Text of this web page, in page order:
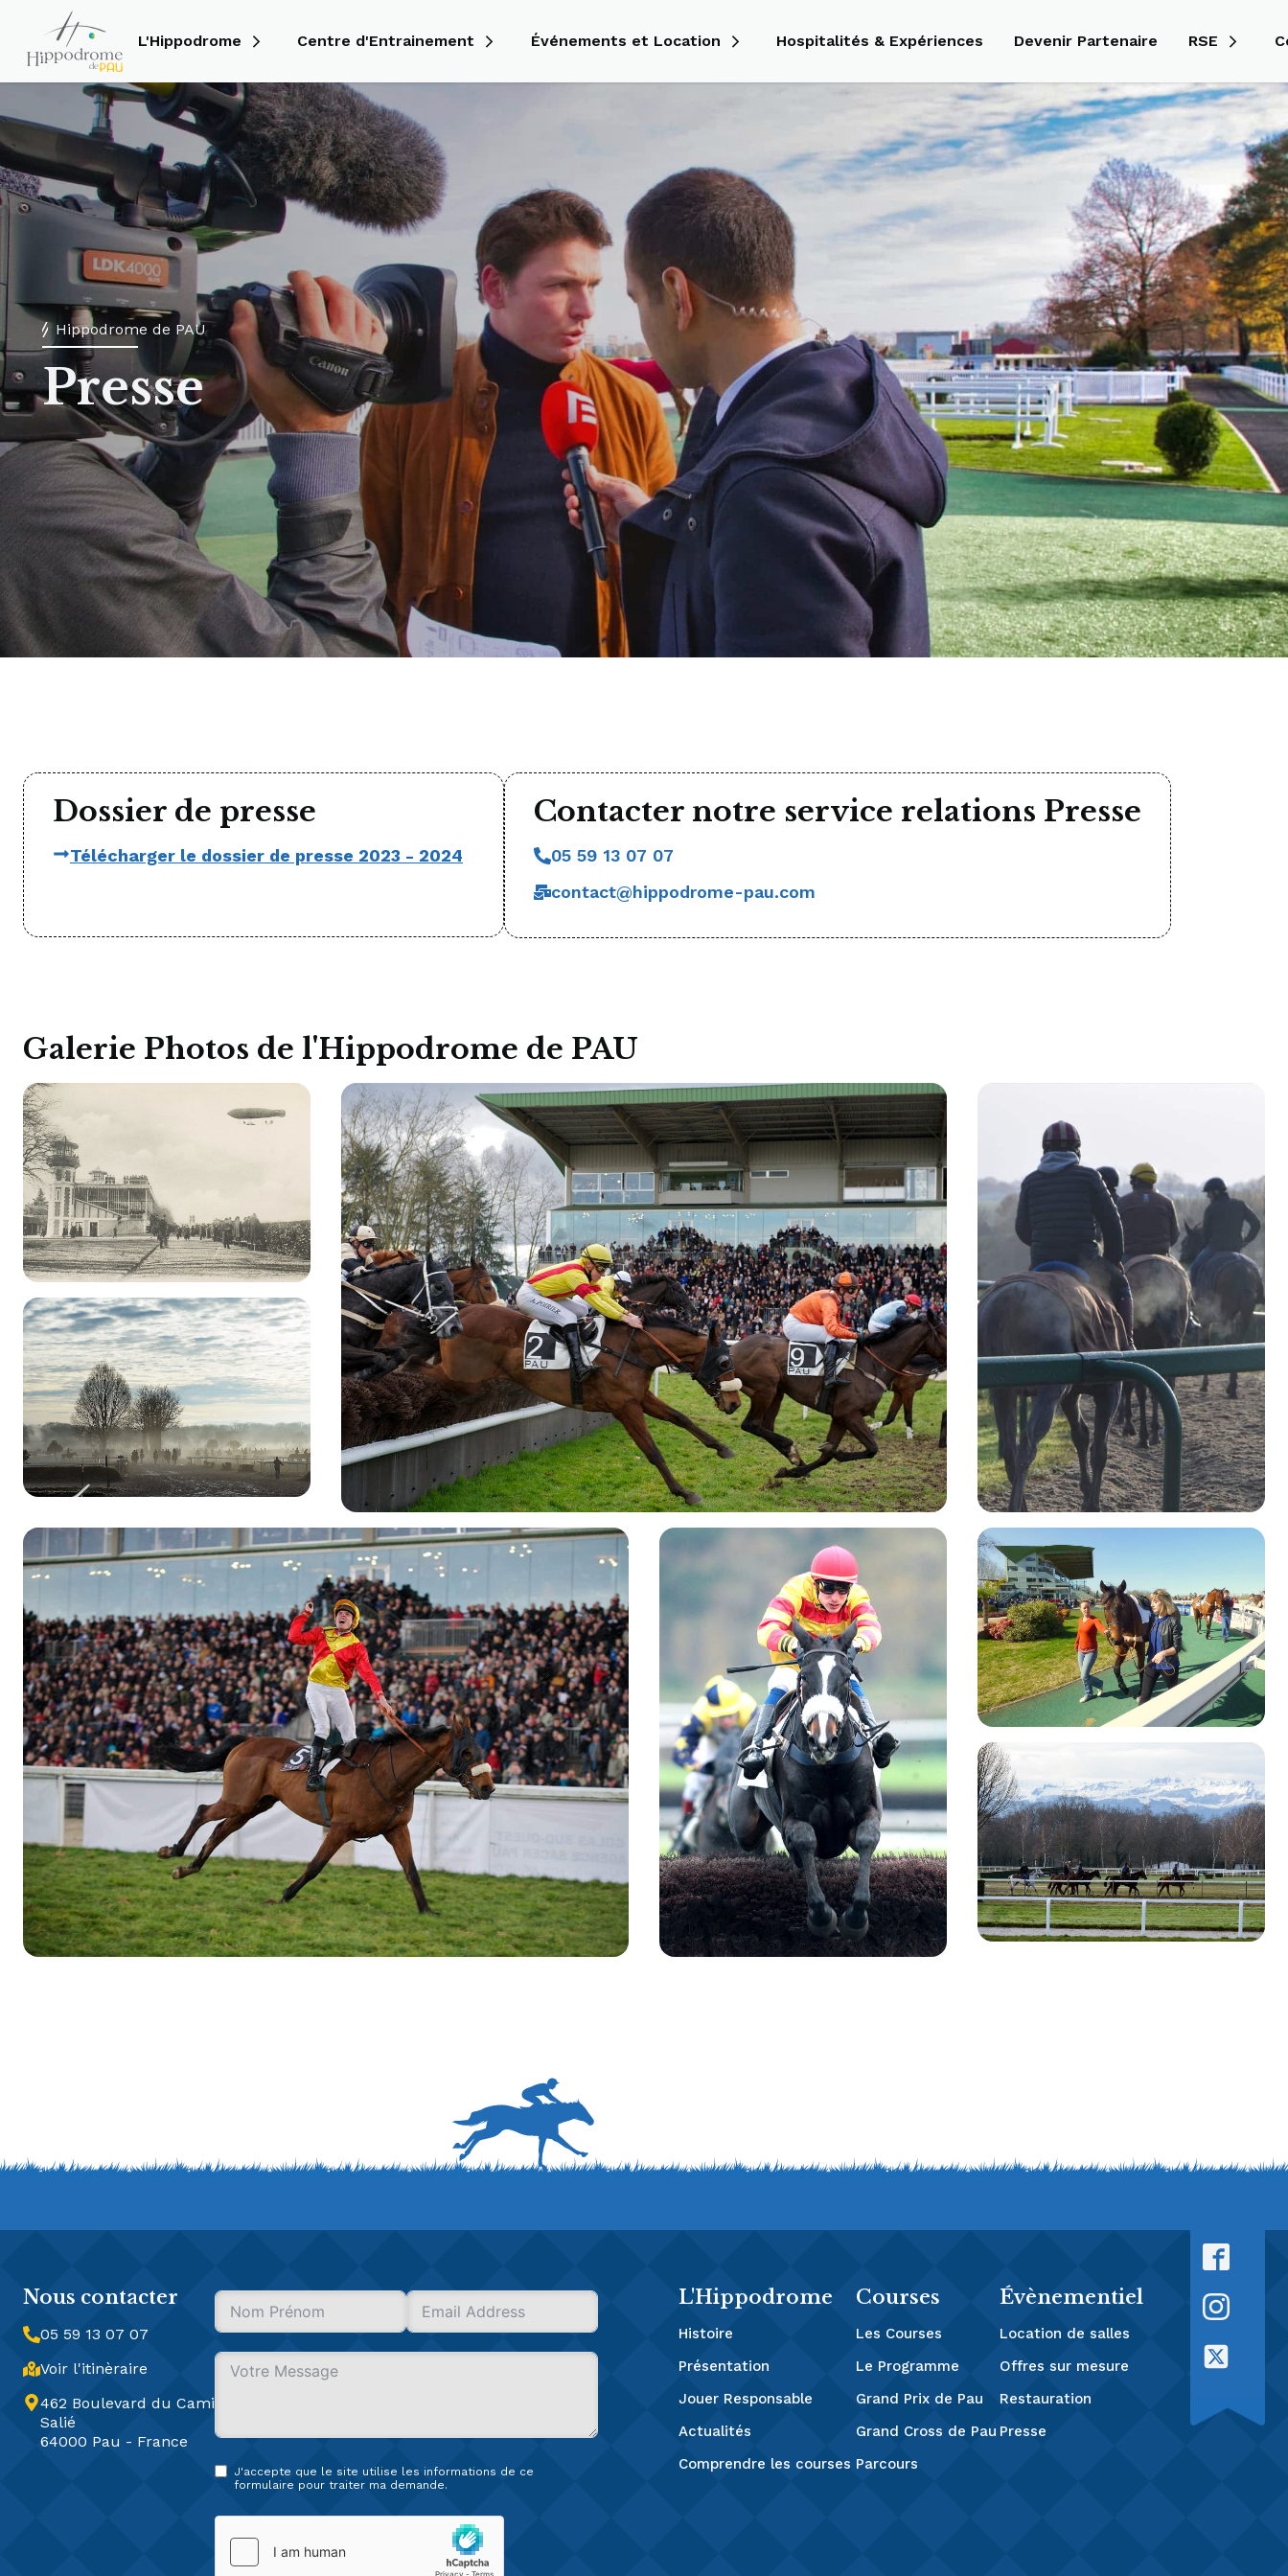
L'Hippodrome Centre d'Entrainement Événements et Location Hospitalités & Expériences Devenir Partenaire RSE
Hippodrome de PAU
Presse
Dossier de presse
Télécharger le dossier de presse 2023 - 2024
Contacter notre service relations Presse
05 59 13 07 07
contact@hippodrome-pau.com
Galerie Photos de l'Hippodrome de PAU
Nous contacter
05 59 13 07 07
Voir l'itinèraire
462 Boulevard du Cami
Salié
64000 Pau - France
J'accepte que le site utilise les informations de ce
formulaire pour traiter ma demande.
L'Hippodrome
Histoire
Présentation
Jouer Responsable
Actualités
Comprendre les courses
Courses
Les Courses
Le Programme
Grand Prix de Pau
Grand Cross de Pau
Parcours
Évènementiel
Location de salles
Offres sur mesure
Restauration
Presse